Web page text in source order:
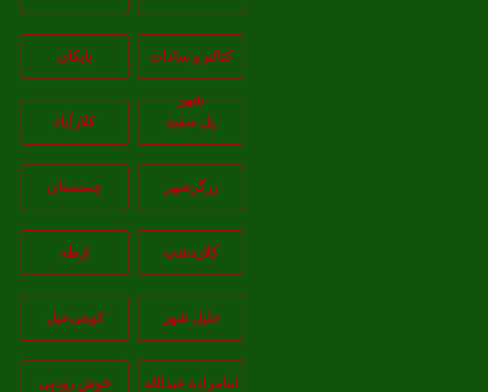
کتالم و سادات
شهر
بابکان
پل سفید کلارآباد
زرگرشهر چمنستان
کلاردشت ارطه
خلیل شهر کوهی‌خیل
امامزاده عبدالله خوش رودپی